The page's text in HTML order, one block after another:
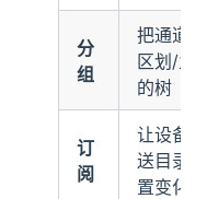
分
组
把通道
区划/业
的树
订
阅
让设备
送目录/
置变化